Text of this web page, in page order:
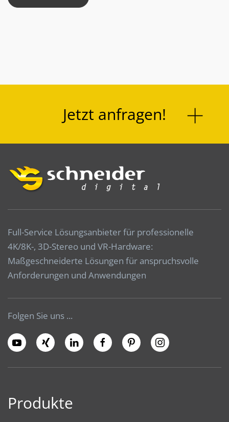
Jetzt anfragen!
Full-Service Lösungsanbieter für professionelle
4K/8K-, 3D-Stereo und VR-Hardware:
Maßgeschneiderte Lösungen für anspruchsvolle
Anforderungen und Anwendungen
Folgen Sie uns ...
Produkte